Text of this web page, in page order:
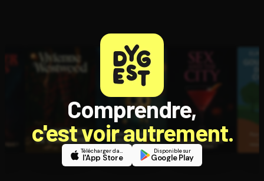
Comprendre,
c'est voir autrement.
Télécharger dans
l'App Store
Disponible sur
Google Play